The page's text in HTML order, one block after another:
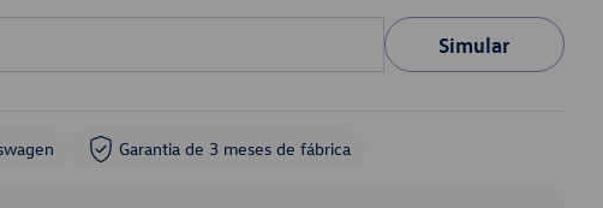
Simular
Garantia de 3 meses de fábrica